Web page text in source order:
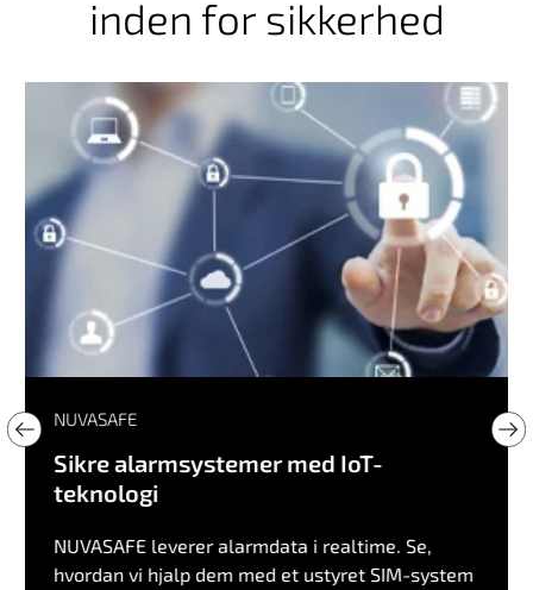
inden for sikkerhed
NUVASAFE
Sikre alarmsystemer med IoT-
teknologi
NUVASAFE leverer alarmdata i realtime. Se,
hvordan vi hjalp dem med et ustyret SIM-system